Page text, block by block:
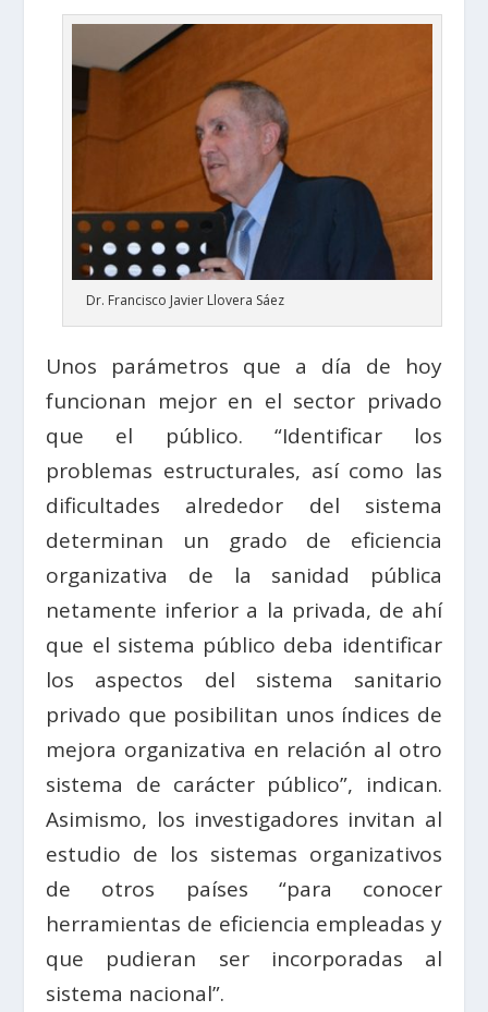
Dr. Francisco Javier Llovera Sáez
Unos parámetros que a día de hoy
funcionan mejor en el sector privado
que el público. “Identificar los
problemas estructurales, así como las
dificultades alrededor del sistema
determinan un grado de eficiencia
organizativa de la sanidad pública
netamente inferior a la privada, de ahí
que el sistema público deba identificar
los aspectos del sistema sanitario
privado que posibilitan unos índices de
mejora organizativa en relación al otro
sistema de carácter público”, indican.
Asimismo, los investigadores invitan al
estudio de los sistemas organizativos
de otros países “para conocer
herramientas de eficiencia empleadas y
que pudieran ser incorporadas al
sistema nacional”.